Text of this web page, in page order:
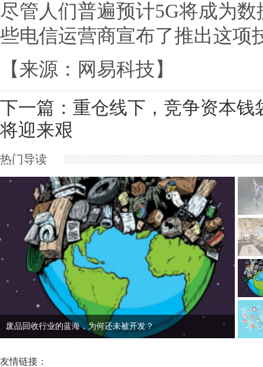
尽管人们普遍预计5G将成为
些电信运营商宣布了推出这项
【来源：网易科技】
下一篇： 重仓线下，竞争资本钱
将迎来艰
热门导读
废品回收行业的蓝海，为何还未被开发？
友情链接：